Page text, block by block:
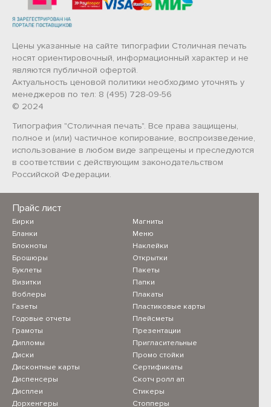
Прайс лист
Бирки
Бланки
Блокноты
Брошюры
Буклеты
Визитки
Воблеры
Газеты
Годовые отчеты
Грамоты
Дипломы
Диски
Дисконтные карты
Диспенсеры
Дисплеи
Дорхенгеры
Магниты
Меню
Наклейки
Открытки
Пакеты
Папки
Плакаты
Пластиковые карты
Плейсметы
Презентации
Пригласительные
Промо стойки
Сертификаты
Скотч ролл ап
Стикеры
Стопперы
Цены указанные на сайте типографии Столичная печать
носят ориентировочный, информационный характер и не
являются публичной офертой.
Актуальность ценовой политики необходимо уточнять у
менеджеров по тел: 8 (495) 728-09-56
© 2024
Типография "Столичная печать". Все права защищены,
полное и (или) частичное копирование, воспроизведение,
использование в любом виде запрещены и преследуются
в соответствии с действующим законодательством
Российской Федерации.